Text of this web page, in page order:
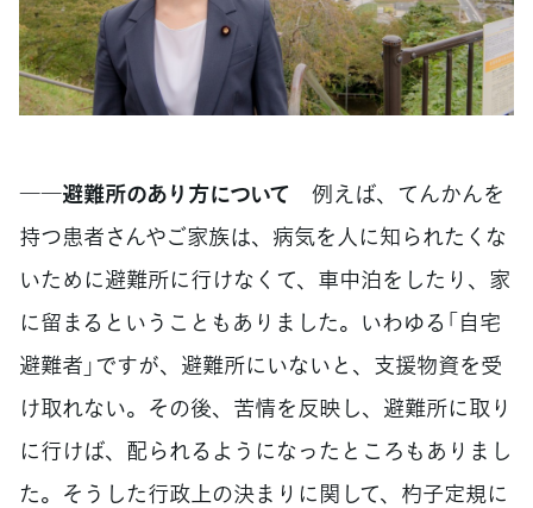
――避難所のあり方について 例えば、てんかんを
持つ患者さんやご家族は、病気を人に知られたくな
いために避難所に行けなくて、車中泊をしたり、家
に留まるということもありました。いわゆる「自宅
避難者」ですが、避難所にいないと、支援物資を受
け取れない。その後、苦情を反映し、避難所に取り
に行けば、配られるようになったところもありまし
た。そうした行政上の決まりに関して、杓子定規に